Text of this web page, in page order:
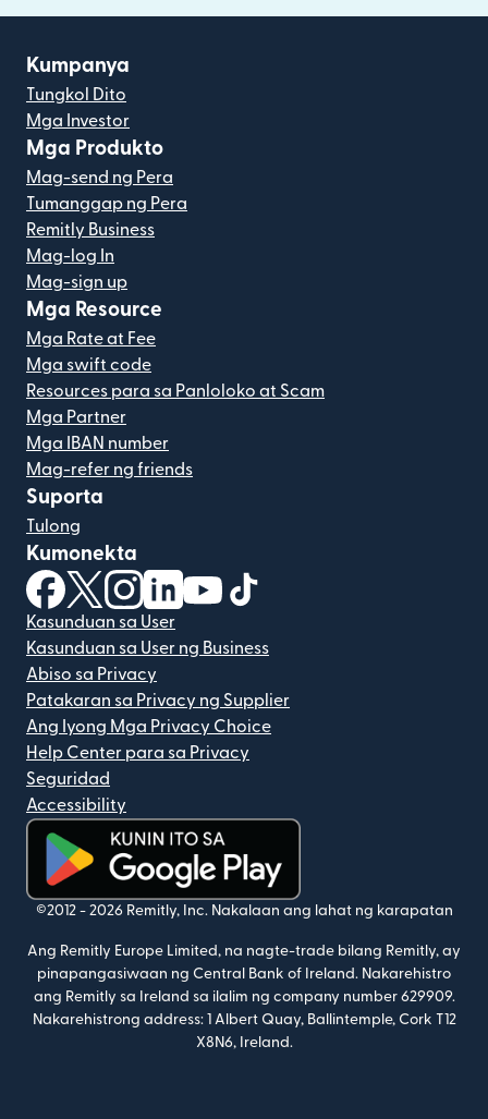
Kumpanya
Tungkol Dito
Mga Investor
Mga Produkto
Mag-send ng Pera
Tumanggap ng Pera
Remitly Business
Mag-log In
Mag-sign up
Mga Resource
Mga Rate at Fee
Mga swift code
Resources para sa Panloloko at Scam
Mga Partner
Mga IBAN number
Mag-refer ng friends
Suporta
Tulong
Kumonekta
(bubukas sa bagong window)
(bubukas sa bagong window)
(bubukas sa bagong window)
(bubukas sa bagong window)
(bubukas sa bagong window)
Kasunduan sa User
Kasunduan sa User ng Business
Abiso sa Privacy
Patakaran sa Privacy ng Supplier
Ang Iyong Mga Privacy Choice
Help Center para sa Privacy
Seguridad
Accessibility
(bubukas sa bagong window)
©2012 - 2026 Remitly, Inc. Nakalaan ang lahat ng karapatan
Ang Remitly Europe Limited, na nagte-trade bilang Remitly, ay
pinapangasiwaan ng Central Bank of Ireland. Nakarehistro
ang Remitly sa Ireland sa ilalim ng company number 629909.
Nakarehistrong address: 1 Albert Quay, Ballintemple, Cork T12
X8N6, Ireland.